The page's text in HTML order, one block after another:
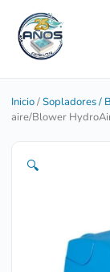
Inicio/Sopladores /
aire/Blower
🔍